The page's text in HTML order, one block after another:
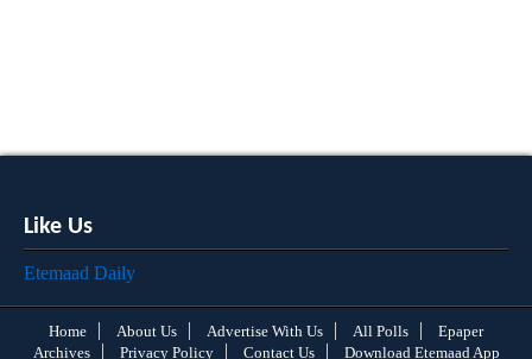
Like Us
Etemaad Daily
Home About Us Advertise With Us All Polls
Epaper
Archives
Privacy Policy Contact Us Download Etemaad App